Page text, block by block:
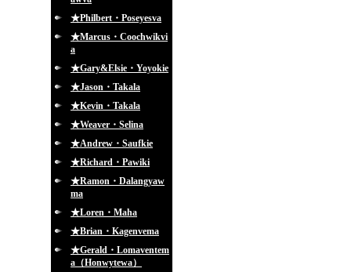
★Philbert・Poseyesva
★Marcus・Coochwikvi
a
★Gary&Elsie・Yoyokie
★Jason・Takala
★Kevin・Takala
★Weaver・Selina
★Andrew・Saufkie
★Richard・Pawiki
★Ramon・Dalangyaw
ma
★Loren・Maha
★Brian・Kagenvema
★Gerald・Lomaventem
a（Honwytewa）